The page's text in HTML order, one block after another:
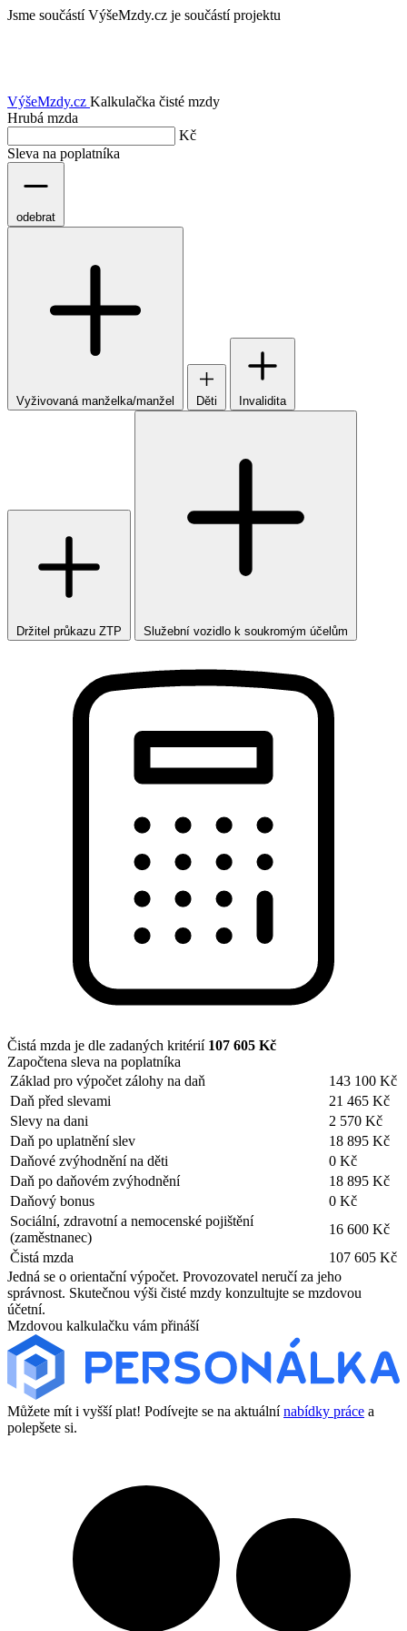
Jsme součástí VýšeMzdy.cz je součástí projektu
VýšeMzdy.cz Kalkulačka čisté mzdy
Hrubá mzda
Kč
Sleva na poplatníka
odebrat
Vyživovaná manželka/manžel Děti Invalidita
Držitel průkazu ZTP Služební vozidlo k soukromým účelům
Čistá mzda je dle zadaných kritérií 107 605 Kč
Započtena sleva na poplatníka
Základ pro výpočet zálohy na daň
143 100 Kč
Daň před slevami
21 465 Kč
Slevy na dani
2 570 Kč
Daň po uplatnění slev
18 895 Kč
Daňové zvýhodnění na děti
0 Kč
Daň po daňovém zvýhodnění
18 895 Kč
Daňový bonus
0 Kč
Sociální, zdravotní a nemocenské pojištění
(zaměstnanec)
16 600 Kč
Čistá mzda
107 605 Kč
Jedná se o orientační výpočet. Provozovatel neručí za jeho
správnost. Skutečnou výši čisté mzdy konzultujte se mzdovou
účetní.
Mzdovou kalkulačku vám přináší
Můžete mít i vyšší plat! Podívejte se na aktuálnínabídky práce a
polepšete si.